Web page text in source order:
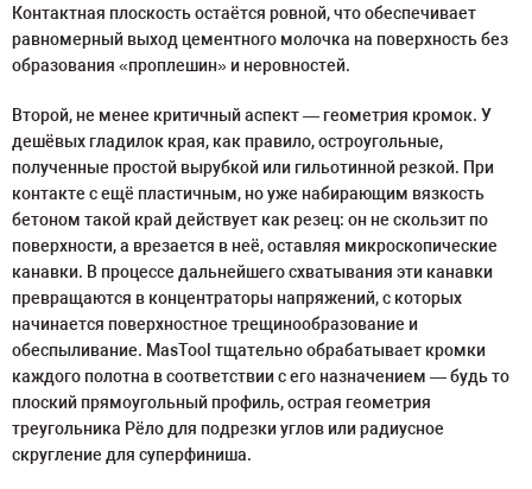
Контактная плоскость остаётся ровной, что обеспечивает
равномерный выход цементного молочка на поверхность без
образования «проплешин» и неровностей.
Второй, не менее критичный аспект — геометрия кромок. У
дешёвых гладилок края, как правило, остроугольные,
полученные простой вырубкой или гильотинной резкой. При
контакте с ещё пластичным, но уже набирающим вязкость
бетоном такой край действует как резец: он не скользит по
поверхности, а врезается в неё, оставляя микроскопические
канавки. В процессе дальнейшего схватывания эти канавки
превращаются в концентраторы напряжений, с которых
начинается поверхностное трещинообразование и
обеспыливание. MasTool тщательно обрабатывает кромки
каждого полотна в соответствии с его назначением — будь то
плоский прямоугольный профиль, острая геометрия
треугольника Рёло для подрезки углов или радиусное
скругление для суперфиниша.